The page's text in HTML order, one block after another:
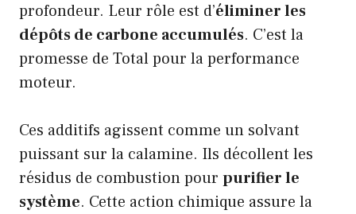
profondeur. Leur rôle est d’éliminer les
dépôts de carbone accumulés. C’est la
promesse de Total pour la performance
moteur.
Ces additifs agissent comme un solvant
puissant sur la calamine. Ils décollent les
résidus de combustion pour purifier le
système. Cette action chimique assure la